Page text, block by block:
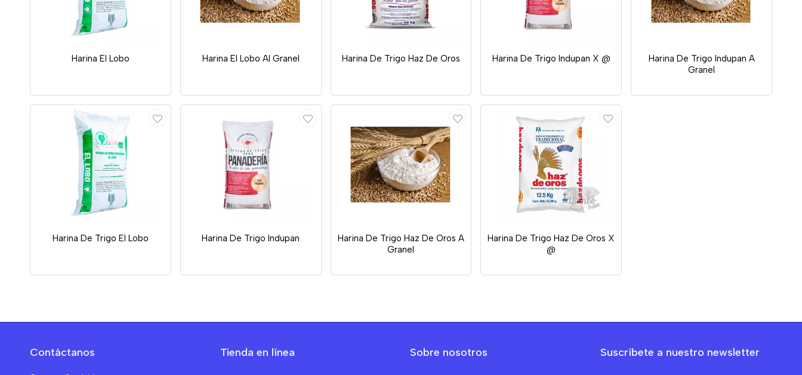
Harina El Lobo Harina El Lobo Al Granel Harina De Trigo Haz De Oros Harina De Trigo Indupan X @
Harina De Trigo Indupan A
Granel
Harina De Trigo El Lobo Harina De Trigo Indupan
Harina De Trigo Haz De Oros A
Granel
Harina De Trigo Haz De Oros X
@
Contáctanos Tienda en línea Sobre nosotros Suscríbete a nuestro newsletter